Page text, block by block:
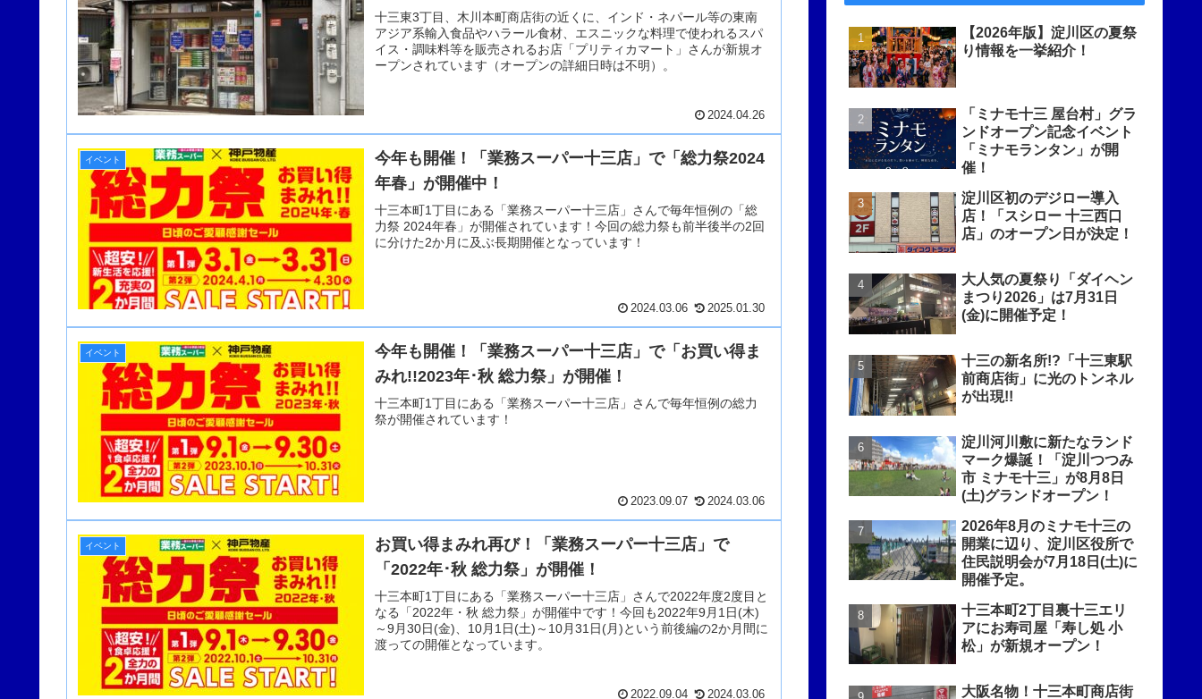
十三東3丁目、木川本町商店街の近くに、インド・ネパール等の東南
アジア系輸入食品やハラール食材、エスニックな料理で使われるスパ
イス・調味料等を販売されるお店「プリティカマート」さんが新規オ
ープンされています（オープンの詳細日時は不明）。
2024.04.26
イベント
今年も開催！「業務スーパー十三店」で「総力祭2024
年春」が開催中！
十三本町1丁目にある「業務スーパー十三店」さんで毎年恒例の「総
力祭 2024年春」が開催されています！今回の総力祭も前半後半の2回
に分けた2か月に及ぶ長期開催となっています！
2024.03.06 2025.01.30
イベント
今年も開催！「業務スーパー十三店」で「お買い得ま
みれ!!2023年･秋 総力祭」が開催！
十三本町1丁目にある「業務スーパー十三店」さんで毎年恒例の総力
祭が開催されています！
2023.09.07 2024.03.06
イベント
お買い得まみれ再び！「業務スーパー十三店」で
「2022年･秋 総力祭」が開催！
十三本町1丁目にある「業務スーパー十三店」さんで2022年度2度目と
なる「2022年・秋 総力祭」が開催中です！今回も2022年9月1日(木)
～9月30日(金)、10月1日(土)～10月31日(月)という前後編の2か月間に
渡っての開催となっています。
2022.09.04 2024.03.06
【2026年版】淀川区の夏祭
り情報を一挙紹介！
「ミナモ十三 屋台村」グラ
ンドオープン記念イベント
「ミナモランタン」が開
催！
淀川区初のデジロー導入
店！「スシロー 十三西口
店」のオープン日が決定！
大人気の夏祭り「ダイヘン
まつり2026」は7月31日
(金)に開催予定！
十三の新名所!?「十三東駅
前商店街」に光のトンネル
が出現!!
淀川河川敷に新たなランド
マーク爆誕！「淀川つつみ
市 ミナモ十三」が8月8日
(土)グランドオープン！
2026年8月のミナモ十三の
開業に辺り、淀川区役所で
住民説明会が7月18日(土)に
開催予定。
十三本町2丁目裏十三エリ
アにお寿司屋「寿し処 小
松」が新規オープン！
大阪名物！十三本町商店街